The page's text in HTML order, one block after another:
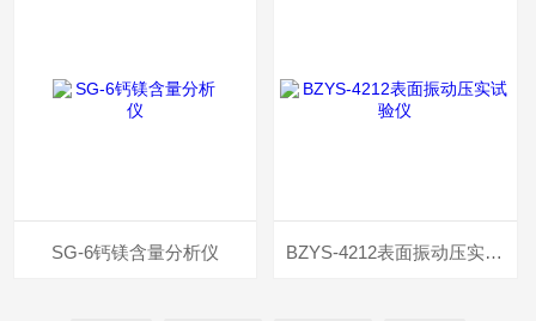
SG-6钙镁含量分析仪 BZYS-4212表面振动压实试验仪